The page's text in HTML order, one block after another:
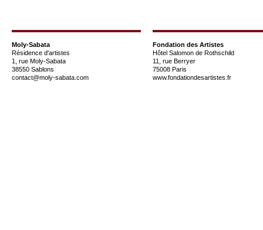
Moly-Sabata
Résidence d'artistes
1, rue Moly-Sabata
38550 Sablons
contact@moly-sabata.com
Fondation des Artistes
Hôtel Salomon de Rothschild
11, rue Berryer
75008 Paris
www.fondationdesartistes.fr